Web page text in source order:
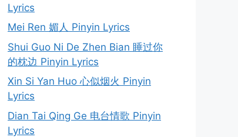
Lyrics
Mei Ren 媚人 Pinyin Lyrics
Shui Guo Ni De Zhen Bian 睡过你
的枕边 Pinyin Lyrics
Xin Si Yan Huo 心似烟火 Pinyin
Lyrics
Dian Tai Qing Ge 电台情歌 Pinyin
Lyrics